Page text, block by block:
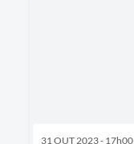
31 OUT 2023 - 17h00